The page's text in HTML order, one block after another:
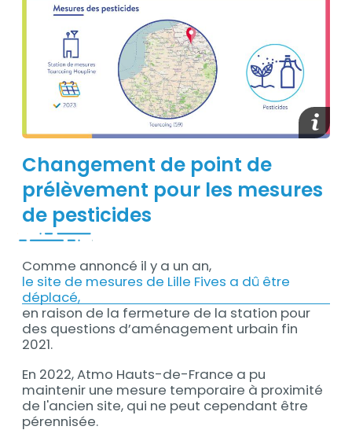
Changement de point de
prélèvement pour les mesures
de pesticides
Comme annoncé il y a un an,
le site de mesures de Lille Fives a dû être
déplacé,
en raison de la fermeture de la station pour
des questions d’aménagement urbain fin
2021.
En 2022, Atmo Hauts-de-France a pu
maintenir une mesure temporaire à proximité
de l'ancien site, qui ne peut cependant être
pérennisée.